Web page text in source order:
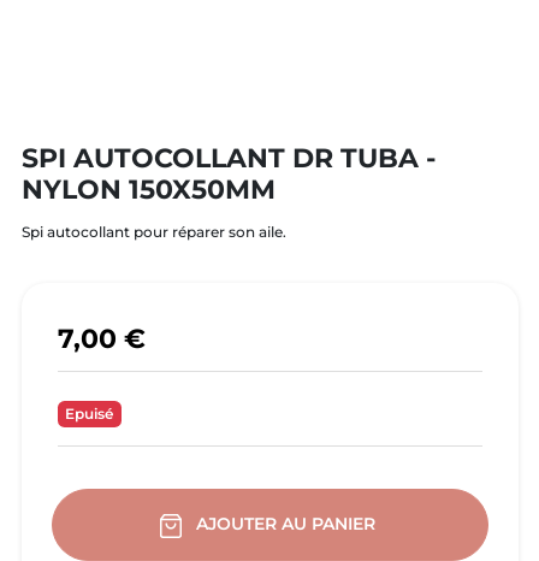
SPI AUTOCOLLANT DR TUBA -
NYLON 150X50MM
Spi autocollant pour réparer son aile.
7,00 €
Epuisé
AJOUTER AU PANIER